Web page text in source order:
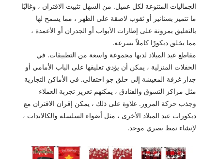
الجماليات المتنوعة لكل عميل. من السهل تثبيت الاقتران ، وغالبًا
ما تتميز بسنانير أو ثقوب لاصقة على الظهر ، مما يسمح لها
بالتعليق بمرونة على إطارات الأبواب أو الجدران أو الأعمدة ،
مما يخلق ديكورًا كاملاً بسرعة.
مقاطع عيد الميلاد لديها مجموعة واسعة من التطبيقات. في
الحفلات المنزلية ، يمكن أن يؤدي تعليقها على الباب الأمامي أو
جدار غرفة المعيشة إلى خلق جو احتفالي. في الأماكن التجارية
مثل مراكز التسوق والفنادق ، يمكنهم تعزيز تجربة العملاء
وجذب حركة المرور. علاوة على ذلك ، يمكن إقران الاقتران مع
ديكورات عيد الميلاد الأخرى ، مثل أضواء السلسلة والكالاندات ،
لإنشاء نمط بصري موحد.